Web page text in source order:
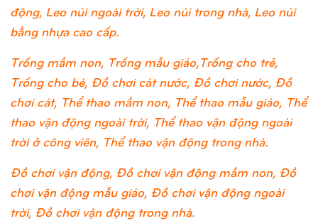
động, Leo núi ngoài trời, Leo núi trong nhà, Leo núi
bằng nhựa cao cấp.
Trống mầm non, Trống mẫu giáo,Trống cho trẻ,
Trống cho bé, Đồ chơi cát nước, Đồ chơi nước, Đồ
chơi cát, Thể thao mầm non, Thể thao mẫu giáo, Thể
thao vận động ngoài trời, Thể thao vận động ngoài
trời ở công viên, Thể thao vận động trong nhà.
Đồ chơi vận động, Đồ chơi vận động mầm non, Đồ
chơi vận động mẫu giáo, Đồ chơi vận động ngoài
trời, Đồ chơi vận động trong nhà.